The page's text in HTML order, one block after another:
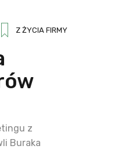
Z ŻYCIA FIRMY
z
Buraka